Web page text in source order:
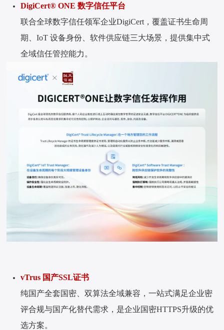
DigiCert® ONE 数字信任平台
联合全球数字信任领军企业DigiCert，覆盖证书生命周
期、IoT 设备身份、软件供应链三大场景，提供集中式
全域信任管控能力。
vTrus 国产SSL证书
纯国产全套国密、双算法全域兼容，一站式满足企业密
评合规与国产化替代需求，是企业国密HTTPS升级的优
选方案。